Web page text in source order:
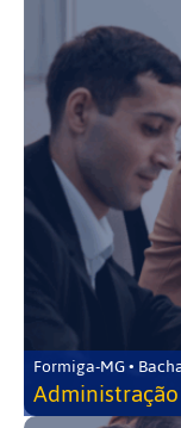
Formiga-MG •
Administração